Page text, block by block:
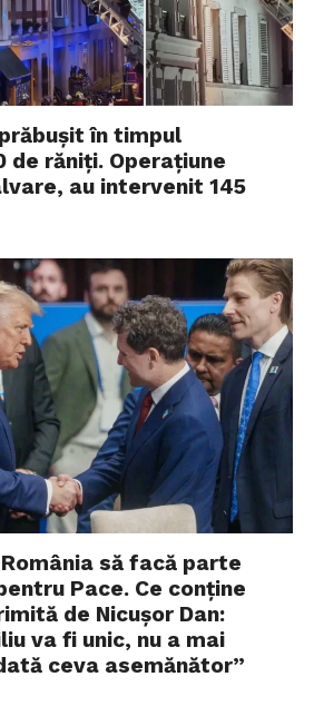
în timpul
de răniți. Operațiune
au intervenit 145
să facă parte
Pace. Ce conține
de Nicușor Dan:
va fi unic, nu a mai
ceva asemănător”